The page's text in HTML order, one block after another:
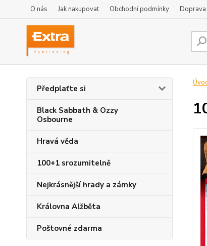
O nás Jak nakupovat Obchodní podmínky
Předplaťte si
Black Sabbath & Ozzy
Osbourne
Hravá věda
100+1 srozumitelně
Nejkrásnější hrady a zámky
Královna Alžběta
Poštovné zdarma